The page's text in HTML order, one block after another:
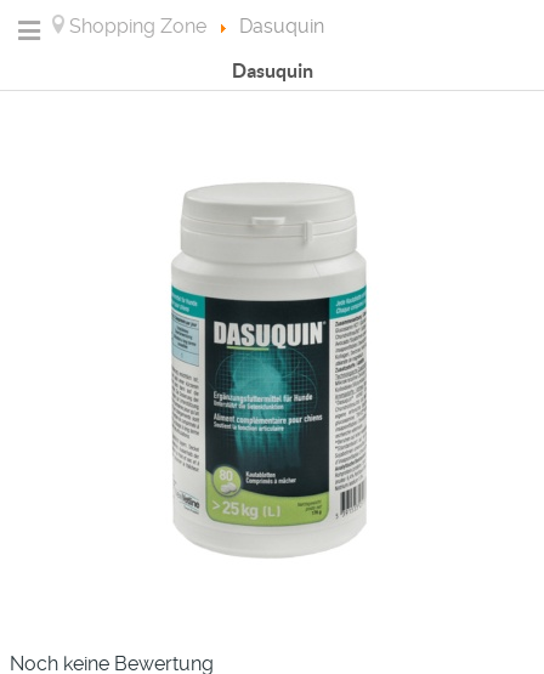
Shopping Zone Dasuquin
Dasuquin
Noch keine Bewertung